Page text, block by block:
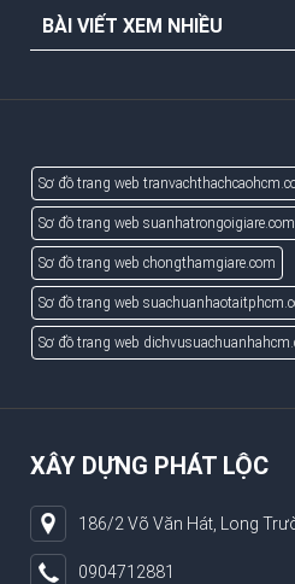
BÀI VIẾT XEM NHIỀU
Sơ đồ trang web
Sơ đồ trang web suanhatrongoigiare.com
Sơ đồ trang web chongthamgiare.com
Sơ đồ trang web
Sơ đồ trang web
XÂY DỰNG PHÁT LỘC
186/2 Võ Văn Hát, Long
0904712881